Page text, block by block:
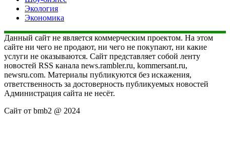
Экология
Экономика
Данный сайт не является коммерческим проектом. На этом
сайте ни чего не продают, ни чего не покупают, ни какие
услуги не оказываются. Сайт представляет собой ленту
новостей RSS канала news.rambler.ru, kommersant.ru,
newsru.com. Материалы публикуются без искажения,
ответственность за достоверность публикуемых новостей
Администрация сайта не несёт.
Сайт от bmb2 @ 2024